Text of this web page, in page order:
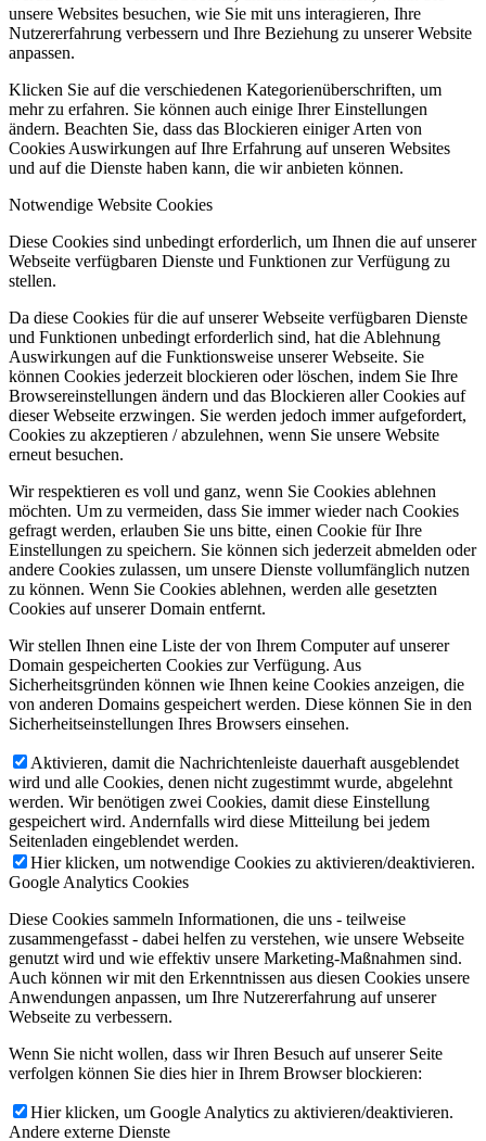
unsere Websites besuchen, wie Sie mit uns interagieren, Ihre
Nutzererfahrung verbessern und Ihre Beziehung zu unserer Website
anpassen.
Klicken Sie auf die verschiedenen Kategorienüberschriften, um
mehr zu erfahren. Sie können auch einige Ihrer Einstellungen
ändern. Beachten Sie, dass das Blockieren einiger Arten von
Cookies Auswirkungen auf Ihre Erfahrung auf unseren Websites
und auf die Dienste haben kann, die wir anbieten können.
Notwendige Website Cookies
Diese Cookies sind unbedingt erforderlich, um Ihnen die auf unserer
Webseite verfügbaren Dienste und Funktionen zur Verfügung zu
stellen.
Da diese Cookies für die auf unserer Webseite verfügbaren Dienste
und Funktionen unbedingt erforderlich sind, hat die Ablehnung
Auswirkungen auf die Funktionsweise unserer Webseite. Sie
können Cookies jederzeit blockieren oder löschen, indem Sie Ihre
Browsereinstellungen ändern und das Blockieren aller Cookies auf
dieser Webseite erzwingen. Sie werden jedoch immer aufgefordert,
Cookies zu akzeptieren / abzulehnen, wenn Sie unsere Website
erneut besuchen.
Wir respektieren es voll und ganz, wenn Sie Cookies ablehnen
möchten. Um zu vermeiden, dass Sie immer wieder nach Cookies
gefragt werden, erlauben Sie uns bitte, einen Cookie für Ihre
Einstellungen zu speichern. Sie können sich jederzeit abmelden oder
andere Cookies zulassen, um unsere Dienste vollumfänglich nutzen
zu können. Wenn Sie Cookies ablehnen, werden alle gesetzten
Cookies auf unserer Domain entfernt.
Wir stellen Ihnen eine Liste der von Ihrem Computer auf unserer
Domain gespeicherten Cookies zur Verfügung. Aus
Sicherheitsgründen können wie Ihnen keine Cookies anzeigen, die
von anderen Domains gespeichert werden. Diese können Sie in den
Sicherheitseinstellungen Ihres Browsers einsehen.
Aktivieren, damit die Nachrichtenleiste dauerhaft ausgeblendet
wird und alle Cookies, denen nicht zugestimmt wurde, abgelehnt
werden. Wir benötigen zwei Cookies, damit diese Einstellung
gespeichert wird. Andernfalls wird diese Mitteilung bei jedem
Seitenladen eingeblendet werden.
Hier klicken, um notwendige Cookies zu aktivieren/deaktivieren.
Google Analytics Cookies
Diese Cookies sammeln Informationen, die uns - teilweise
zusammengefasst - dabei helfen zu verstehen, wie unsere Webseite
genutzt wird und wie effektiv unsere Marketing-Maßnahmen sind.
Auch können wir mit den Erkenntnissen aus diesen Cookies unsere
Anwendungen anpassen, um Ihre Nutzererfahrung auf unserer
Webseite zu verbessern.
Wenn Sie nicht wollen, dass wir Ihren Besuch auf unserer Seite
verfolgen können Sie dies hier in Ihrem Browser blockieren:
Hier klicken, um Google Analytics zu aktivieren/deaktivieren.
Andere externe Dienste